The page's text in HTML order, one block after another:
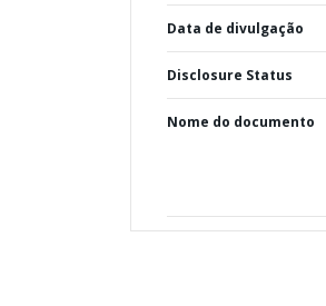
Data de divulgação
Disclosure Status
Nome do documento